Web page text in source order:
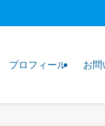
プロフィール お問